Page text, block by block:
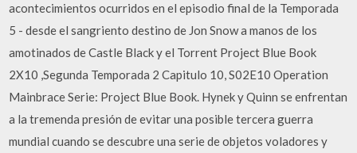
acontecimientos ocurridos en el episodio final de la Temporada
5 - desde el sangriento destino de Jon Snow a manos de los
amotinados de Castle Black y el Torrent Project Blue Book
2X10 ,Segunda Temporada 2 Capitulo 10, S02E10 Operation
Mainbrace Serie: Project Blue Book. Hynek y Quinn se enfrentan
a la tremenda presión de evitar una posible tercera guerra
mundial cuando se descubre una serie de objetos voladores y